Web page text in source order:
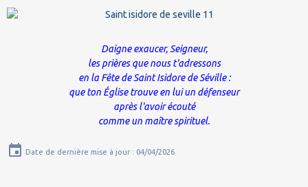
Daigne exaucer, Seigneur,
les prières que nous t'adressons
en la Fête de Saint Isidore de Séville :
que ton Église trouve en lui un défenseur
après l'avoir écouté
comme un maître spirituel.
Date de dernière mise à jour : 04/04/2026